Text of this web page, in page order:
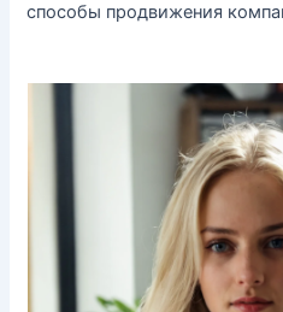
способы продвижения